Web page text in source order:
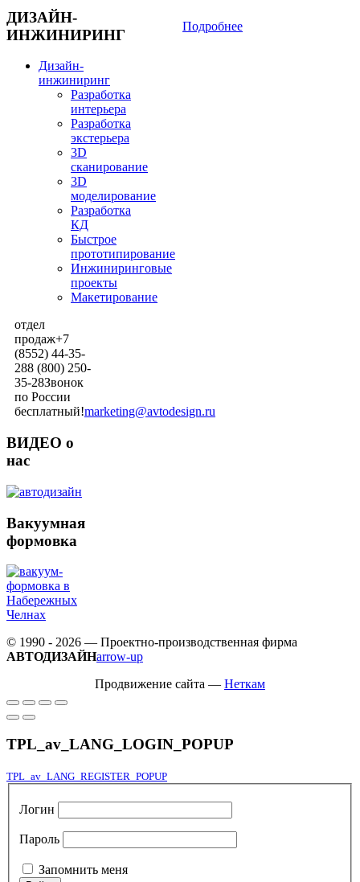
Подробнее
ДИЗАЙН-
ИНЖИНИРИНГ
Дизайн-
инжиниринг
Разработка
интерьера
Разработка
экстерьера
3D
сканирование
3D
моделирование
Разработка
КД
Быстрое
прототипирование
Инжиниринговые
проекты
Макетирование
отдел
продаж+7
(8552) 44-35-
288 (800) 250-
35-28Звонок
по России
бесплатный!marketing@avtodesign.ru
ВИДЕО о
нас
Вакуумная
формовка
© 1990 - 2026 — Проектно-производственная фирма
АВТОДИЗАЙНarrow-up
Продвижение сайта — Неткам
TPL_av_LANG_LOGIN_POPUP
TPL_av_LANG_REGISTER_POPUP
Логин
Пароль
Запомнить меня